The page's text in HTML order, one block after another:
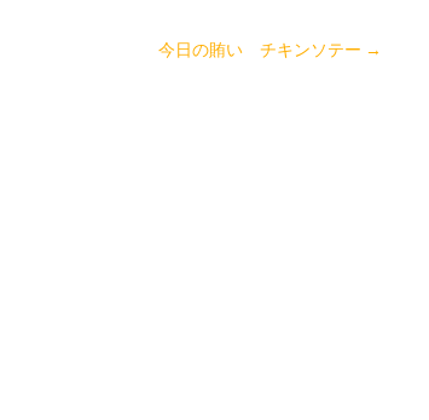
今日の賄い チキンソテー →